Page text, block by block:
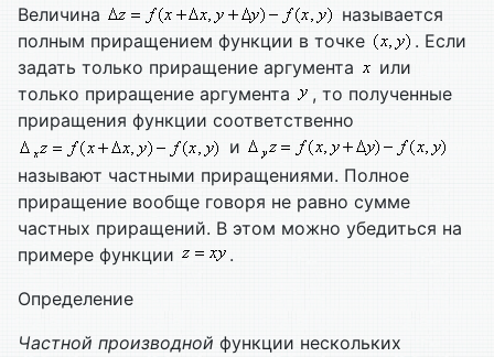
Величина
называется
полным приращением функции в точке
. Если
задать только приращение аргумента
или
только приращение аргумента
, то полученные
приращения функции соответственно
и
называют частными приращениями. Полное
приращение вообще говоря не равно сумме
частных приращений. В этом можно убедиться на
примере функции
.
Определение
Частной производной функции нескольких